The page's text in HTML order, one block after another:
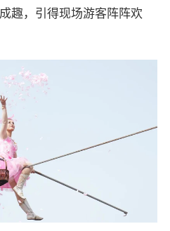
趣，引得现场游客阵阵欢